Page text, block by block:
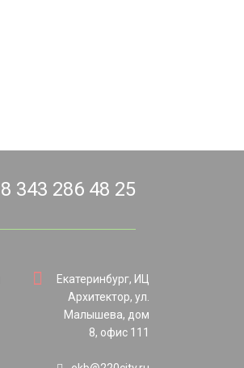
8 343 286 48 25
Екатеринбург, ИЦ
Архитектор, ул.
Малышева, дом
8, офис 111